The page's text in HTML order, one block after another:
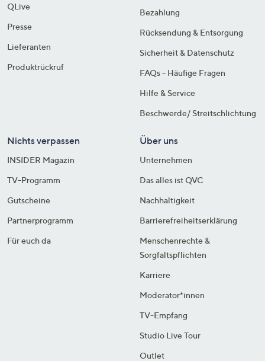
QLive
Presse
Lieferanten
Produktrückruf
Bezahlung
Rücksendung & Entsorgung
Sicherheit & Datenschutz
FAQs - Häufige Fragen
Hilfe & Service
Beschwerde/ Streitschlichtung
Nichts verpassen
INSIDER Magazin
TV-Programm
Gutscheine
Partnerprogramm
Für euch da
Über uns
Unternehmen
Das alles ist QVC
Nachhaltigkeit
Barrierefreiheitserklärung
Menschenrechte &
Sorgfaltspflichten
Karriere
Moderator*innen
TV-Empfang
Studio Live Tour
Outlet